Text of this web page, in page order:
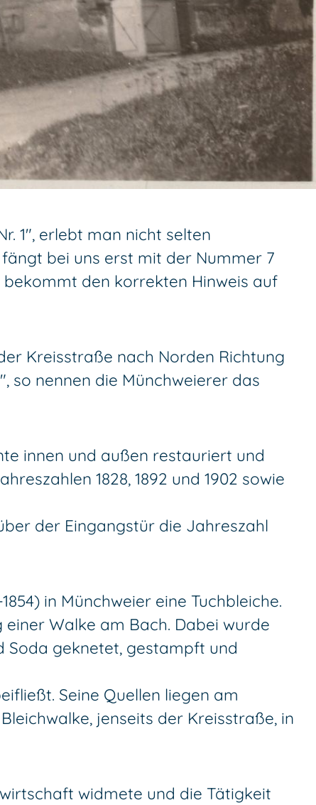
1", erlebt man nicht selten
bei uns erst mit der Nummer 7
den korrekten Hinweis auf
Kreisstraße nach Norden Richtung
so nennen die Münchweierer das
innen und außen restauriert und
1828, 1892 und 1902 sowie
der Eingangstür die Jahreszahl
in Münchweier eine Tuchbleiche.
einer Walke am Bach. Dabei wurde
Soda geknetet, gestampft und
Seine Quellen liegen am
jenseits der Kreisstraße, in
widmete und die Tätigkeit